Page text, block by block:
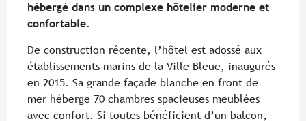
hébergé dans un complexe hôtelier moderne et
confortable.
De construction récente, l’hôtel est adossé aux
établissements marins de la Ville Bleue, inaugurés
en 2015. Sa grande façade blanche en front de
mer héberge 70 chambres spacieuses meublées
avec confort. Si toutes bénéficient d’un balcon,